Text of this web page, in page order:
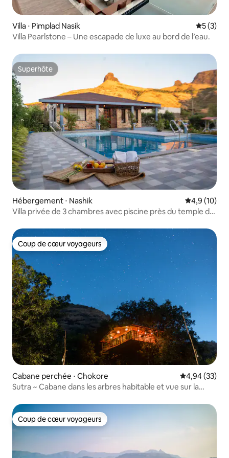
Villa ⋅ Pimplad Nasik
5 (3)
Villa Pearlstone – Une escapade de luxe au bord de l’eau.
Superhôte
Superhôte
Hébergement ⋅ Nashik Évaluation
4,9 (10)
Villa privée de 3 chambres avec piscine près du temple de
Coup de cœur voyageurs
Coup de cœur voyageurs
Cabane perchée ⋅ Chokore Évaluation
4,94 (33)
Sutra ~ Cabane dans les arbres habitable et vue sur la
Coup de cœur voyageurs
Coup de cœur voyageurs